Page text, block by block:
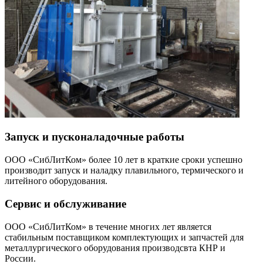
Запуск и пусконаладочные работы
ООО «СибЛитКом» более 10 лет в краткие сроки успешно
производит запуск и наладку плавильного, термического и
литейного оборудования.
Сервис и обслуживание
ООО «СибЛитКом» в течение многих лет является
стабильным поставщиком комплектующих и запчастей для
металлургического оборудования производсвта КНР и
России.